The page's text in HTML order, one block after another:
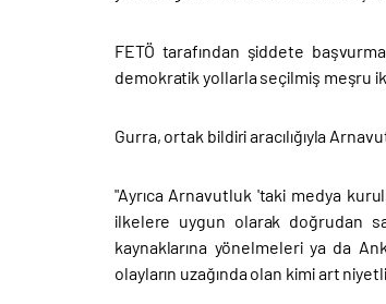
FETÖ tarafından şiddete
demokratik yollarla seçilmiş meşru
Gurra, ortak bildiri aracılığıyla
"Ayrıca Arnavutluk 'taki medya
ilkelere uygun olarak doğrudan
kaynaklarına yönelmeleri ya da
olayların uzağında olan kimi art